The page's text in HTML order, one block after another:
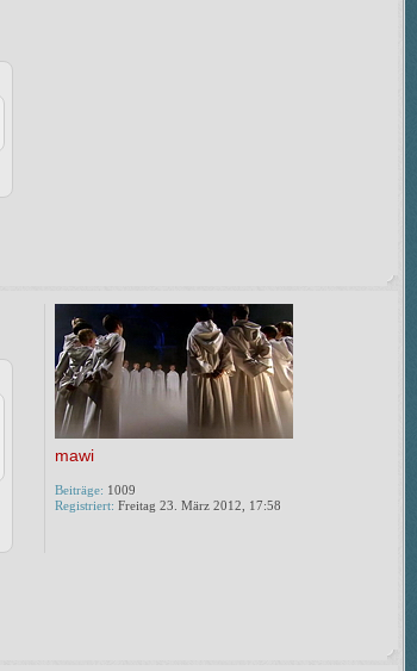
mawi
Beiträge: 1009
Registriert: Freitag 23. März 2012, 17:58